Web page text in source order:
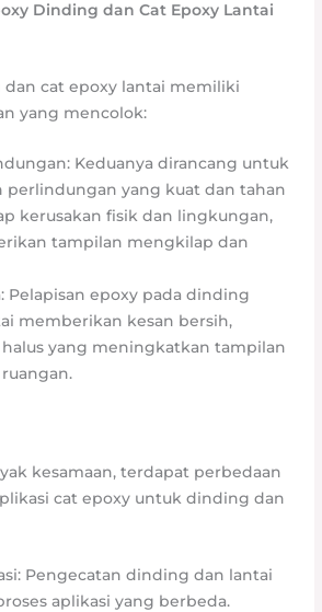
Dinding dan Cat Epoxy Lantai
cat epoxy lantai memiliki
yang mencolok:
Keduanya dirancang untuk
perlindungan yang kuat dan tahan
kerusakan fisik dan lingkungan,
tampilan mengkilap dan
Pelapisan epoxy pada dinding
memberikan kesan bersih,
yang meningkatkan tampilan
kesamaan, terdapat perbedaan
cat epoxy untuk dinding dan
Pengecatan dinding dan lantai
aplikasi yang berbeda.